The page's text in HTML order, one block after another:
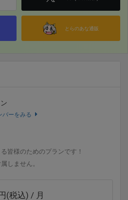
とらのあな通販
バーをみる
皆様のためのプランです！
しません。
(税込) / 月